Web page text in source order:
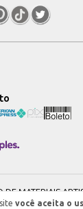
você aceita o
DE MATERIAIS
© 2026. Todos os